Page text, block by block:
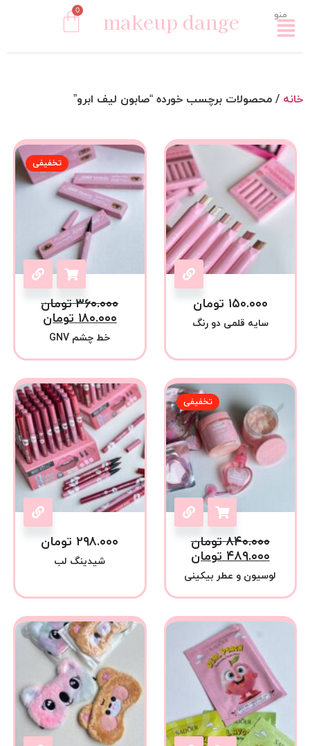
منو makeup dange
0
خانه / محصولات برچسب خورده “صابون لیف ابرو”
۱۵۰.۰۰۰ تومان
سایه قلمی دو رنگ
تخفیفی
۳۶۰.۰۰۰ تومان
۱۸۰.۰۰۰ تومان
خط چشم GNV
تخفیفی
۸۴۰.۰۰۰ تومان
۴۸۹.۰۰۰ تومان
لوسیون و عطر بیکینی
۲۹۸.۰۰۰ تومان
شیدینگ لب